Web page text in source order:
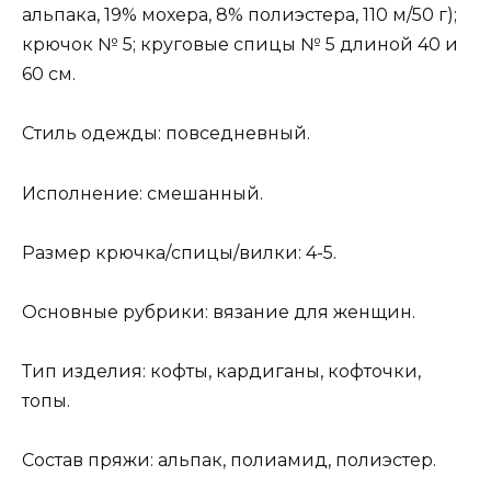
альпака, 19% мохера, 8% полиэстера, 110 м/50 г);
крючок № 5; круговые спицы № 5 длиной 40 и
60 см.
Стиль одежды: повседневный.
Исполнение: смешанный.
Размер крючка/спицы/вилки: 4-5.
Основные рубрики: вязание для женщин.
Тип изделия: кофты, кардиганы, кофточки,
топы.
Состав пряжи: альпак, полиамид, полиэстер.